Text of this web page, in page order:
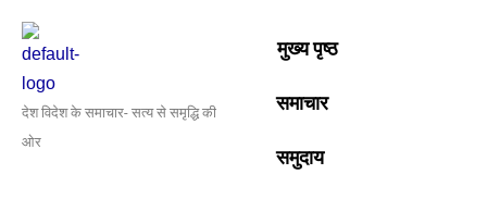
content
देश विदेश के समाचार- सत्य से समृद्धि की
ओर
मुख्य पृष्ठ
समाचार
समुदाय
navigation